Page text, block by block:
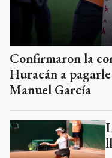
Confirmaron la
Huracán a
Manuel García